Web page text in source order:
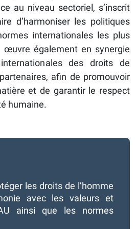
au niveau sectoriel, s’inscrit
d’harmoniser les politiques
internationales les plus
œuvre également en synergie
des droits de
afin de promouvoir
et de garantir le respect
humaine.
les droits de l’homme
avec les valeurs et
ainsi que les normes